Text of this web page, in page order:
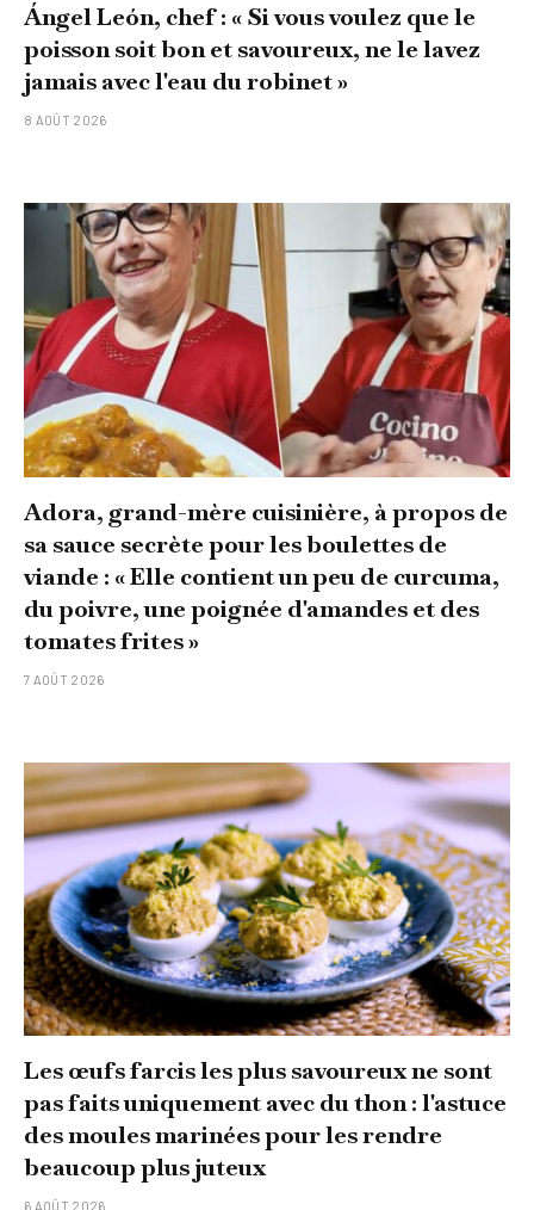
Ángel León, chef : « Si vous voulez que le
poisson soit bon et savoureux, ne le lavez
jamais avec l'eau du robinet »
8 AOÛT 2026
Adora, grand-mère cuisinière, à propos de
sa sauce secrète pour les boulettes de
viande : « Elle contient un peu de curcuma,
du poivre, une poignée d'amandes et des
tomates frites »
7 AOÛT 2026
Les œufs farcis les plus savoureux ne sont
pas faits uniquement avec du thon : l'astuce
des moules marinées pour les rendre
beaucoup plus juteux
6 AOÛT 2026